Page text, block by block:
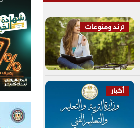
ترند ومنوعات
أخبار